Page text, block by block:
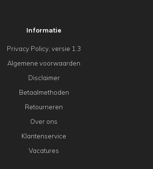
Informatie
Privacy Policy, versie 1.3
Algemene voorwaarden
Disclaimer
Betaalmethoden
Retourneren
Over ons
Klantenservice
Vacatures